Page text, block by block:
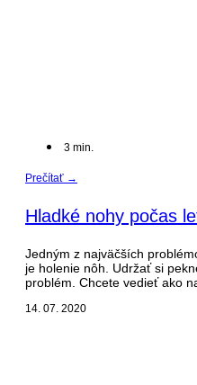
3 min.
Prečítať →
Hladké nohy počas
Jedným z najväčších
je holenie nôh. Udržať si
problém. Chcete vedieť ako
14. 07. 2020